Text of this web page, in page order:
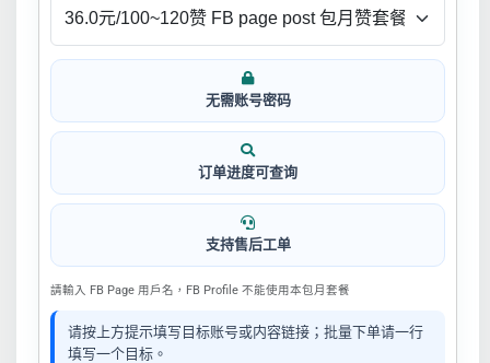
无需账号密码
订单进度可查询
支持售后工单
請輸入 FB Page 用戶名，FB Profile 不能使用本包月套餐
请按上方提示填写目标账号或内容链接；批量下单请一行
填写一个目标。